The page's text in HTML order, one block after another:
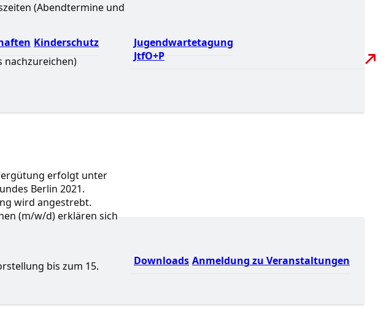
Kinderschutz
Jugendwartetagung
JtfO+P
Downloads Anmeldung zu Veranstaltungen
(Abendtermine und
nachzureichen)
erfolgt unter
Berlin 2021.
wird angestrebt.
(m/w/d) erklären sich
bis zum 15.